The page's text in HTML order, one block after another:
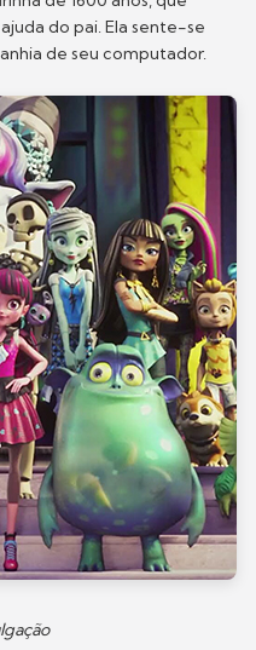
do pai. Ela sente-se
de seu computador.